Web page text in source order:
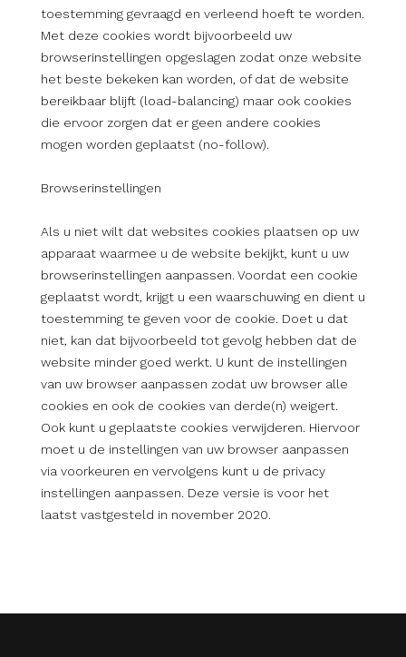
toestemming gevraagd en verleend hoeft te worden.
Met deze cookies wordt bijvoorbeeld uw
browserinstellingen opgeslagen zodat onze website
het beste bekeken kan worden, of dat de website
bereikbaar blijft (load-balancing) maar ook cookies
die ervoor zorgen dat er geen andere cookies
mogen worden geplaatst (no-follow).
Browserinstellingen
Als u niet wilt dat websites cookies plaatsen op uw
apparaat waarmee u de website bekijkt, kunt u uw
browserinstellingen aanpassen. Voordat een cookie
geplaatst wordt, krijgt u een waarschuwing en dient u
toestemming te geven voor de cookie. Doet u dat
niet, kan dat bijvoorbeeld tot gevolg hebben dat de
website minder goed werkt. U kunt de instellingen
van uw browser aanpassen zodat uw browser alle
cookies en ook de cookies van derde(n) weigert.
Ook kunt u geplaatste cookies verwijderen. Hiervoor
moet u de instellingen van uw browser aanpassen
via voorkeuren en vervolgens kunt u de privacy
instellingen aanpassen. Deze versie is voor het
laatst vastgesteld in november 2020.